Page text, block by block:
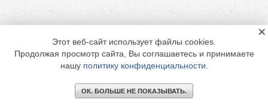
Этот веб-сайт использует файлы cookies.
Продолжая просмотр сайта, Вы соглашаетесь и принимаете
нашу политику конфиденциальности
ОК. БОЛЬШЕ НЕ ПОКАЗЫВАТЬ.
×